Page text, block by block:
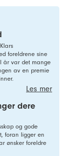
foreldrene sine
år var det mange
av en premie
Les mer
dere
og gode
foran ligger en
ønsker foreldre